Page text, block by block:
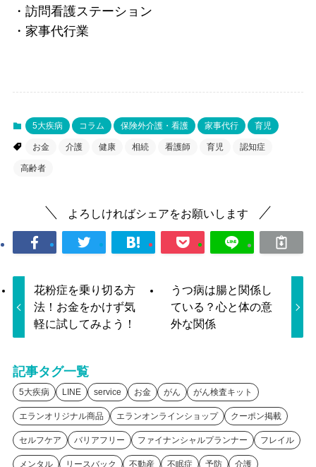
・訪問看護ステーション
・家事代行業
5大疾病 コラム 保険外介護・看護 家事代行 育児
お金 介護 健康 相続 看護師 育児 認知症
高齢者
よろしければシェアをお願いします
花粉症を乗り切る方
法！お金をかけず気
軽に試してみよう！
うつ病は腸と関係し
ている？心と体の意
外な関係
記事タグ一覧
5大疾病 LINE service お金 がん がん検査キット
エランオリジナル商品 エランオンラインショップ クーポン掲載
セルフケア バリアフリー ファイナンシャルプランナー フレイル
メンタル リースバック 不動産 不眠症 予防 介護